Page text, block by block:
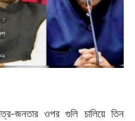
জনতার ওপর গুলি চালিয়ে তিন